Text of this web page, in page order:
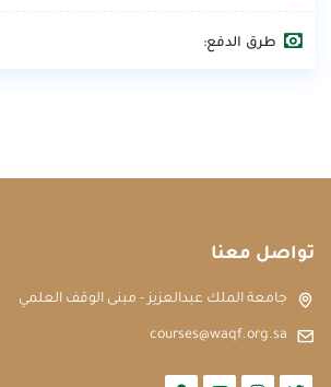
طرق الدفع:
تواصل معنا
جامعة الملك عبدالعزيز - مبنى الوقف العلمي
courses@waqf.org.sa